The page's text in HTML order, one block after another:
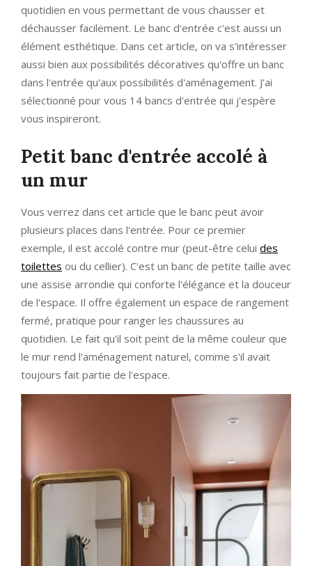
quotidien en vous permettant de vous chausser et
déchausser facilement. Le banc d'entrée c'est aussi un
élément esthétique. Dans cet article, on va s'intéresser
aussi bien aux possibilités décoratives qu'offre un banc
dans l'entrée qu'aux possibilités d'aménagement. J'ai
sélectionné pour vous 14 bancs d'entrée qui j'espère
vous inspireront.
Petit banc d'entrée accolé à
un mur
Vous verrez dans cet article que le banc peut avoir
plusieurs places dans l'entrée. Pour ce premier
exemple, il est accolé contre mur (peut-être celui des
toilettes ou du cellier). C'est un banc de petite taille avec
une assise arrondie qui conforte l'élégance et la douceur
de l'espace. Il offre également un espace de rangement
fermé, pratique pour ranger les chaussures au
quotidien. Le fait qu'il soit peint de la même couleur que
le mur rend l'aménagement naturel, comme s'il avait
toujours fait partie de l'espace.